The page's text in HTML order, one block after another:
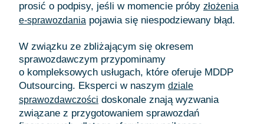
prosić o podpisy, jeśli w momencie próby złożenia
e-sprawozdania pojawia się niespodziewany błąd.
W związku ze zbliżającym się okresem
sprawozdawczym przypominamy
o kompleksowych usługach, które oferuje MDDP
Outsourcing. Eksperci w naszym dziale
sprawozdawczości doskonale znają wyzwania
związane z przygotowaniem sprawozdań